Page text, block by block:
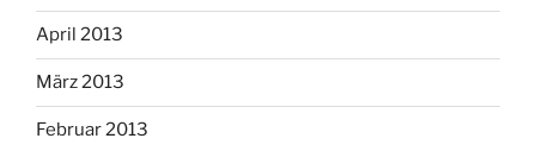
April 2013
März 2013
Februar 2013